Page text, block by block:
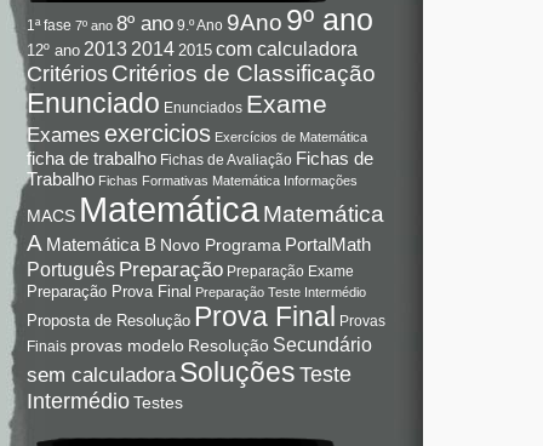
1ª fase 7º ano 8º ano 9.º Ano 9Ano 9º ano
12º ano 2013 2014 2015 com calculadora
Critérios Critérios de Classificação
Enunciado Enunciados Exame
Exames exercicios Exercícios de Matemática
ficha de trabalho Fichas de Avaliação Fichas de
Trabalho Fichas Formativas Matemática Informações
MACS Matemática Matemática
A Matemática B Novo Programa PortalMath
Português Preparação Preparação Exame
Preparação Prova Final Preparação Teste Intermédio
Proposta de Resolução Prova Final Provas
Finais provas modelo Resolução Secundário
sem calculadora Soluções Teste
IntermédioTestes